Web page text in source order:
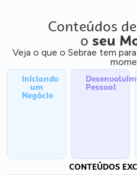
Conteúdos
o seu
Veja o que o Sebrae tem
Iniciando
um
Negócio
Pessoal
CONTEÚDOS